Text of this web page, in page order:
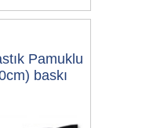
Pamuklu
baskı